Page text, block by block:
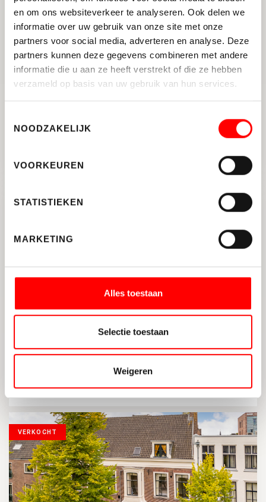
en om ons websiteverkeer te analyseren. Ook delen we
informatie over uw gebruik van onze site met onze
partners voor social media, adverteren en analyse. Deze
partners kunnen deze gegevens combineren met andere
informatie die u aan ze heeft verstrekt of die ze hebben
verzameld op basis van uw gebruik van hun services.
NOODZAKELIJK
VOORKEUREN
STATISTIEKEN
MARKETING
Alles toestaan
Selectie toestaan
Weigeren
UTRECHT
93 M 3
VERKOCHT
79 M2 3 ENERGIELABEL C
VERKOCHT